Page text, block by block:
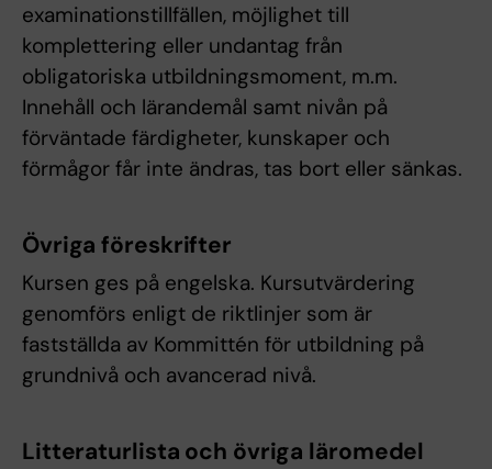
examinationstillfällen, möjlighet till
komplettering eller undantag från
obligatoriska utbildningsmoment, m.m.
Innehåll och lärandemål samt nivån på
förväntade färdigheter, kunskaper och
förmågor får inte ändras, tas bort eller sänkas.
Övriga föreskrifter
Kursen ges på engelska. Kursutvärdering
genomförs enligt de riktlinjer som är
fastställda av Kommittén för utbildning på
grundnivå och avancerad nivå.
Litteraturlista och övriga läromedel